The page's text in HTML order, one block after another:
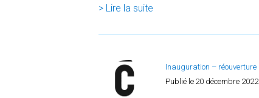
> Lire la suite
Inauguration – réouverture
Publié le 20 décembre 2022